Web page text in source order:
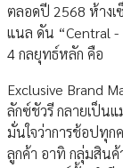
ตลอดปี 2568 ห้าง
แนล ดัน “Central -
4 กลยุทธ์หลัก คือ
Exclusive Brand
ลักซ์ชัวรี กลายเป็น
มั่นใจว่าการช้อปทุก
ลูกค้า อาทิ กลุ่มสิน